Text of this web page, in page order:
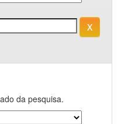
da pesquisa.